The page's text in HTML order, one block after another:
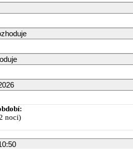
noci)